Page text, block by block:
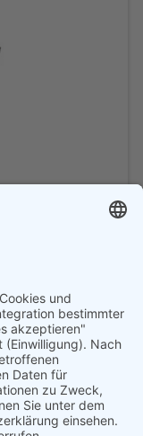
(-)
auf Anfrage